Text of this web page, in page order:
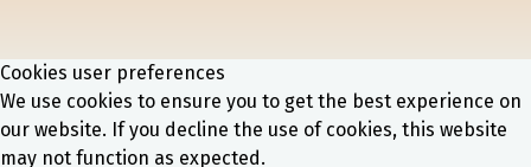
Cookies user preferences
We use cookies to ensure you to get the best experience on
our website. If you decline the use of cookies, this website
may not function as expected.